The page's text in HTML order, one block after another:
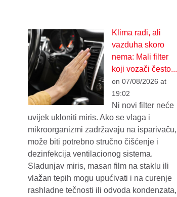
Klima radi, ali
vazduha skoro
nema: Mali filter
koji vozači često...
on 07/08/2026 at
19:02
Ni novi filter neće
uvijek ukloniti miris. Ako se vlaga i
mikroorganizmi zadržavaju na isparivaču,
može biti potrebno stručno čišćenje i
dezinfekcija ventilacionog sistema.
Sladunjav miris, masan film na staklu ili
vlažan tepih mogu upućivati i na curenje
rashladne tečnosti ili odvoda kondenzata,